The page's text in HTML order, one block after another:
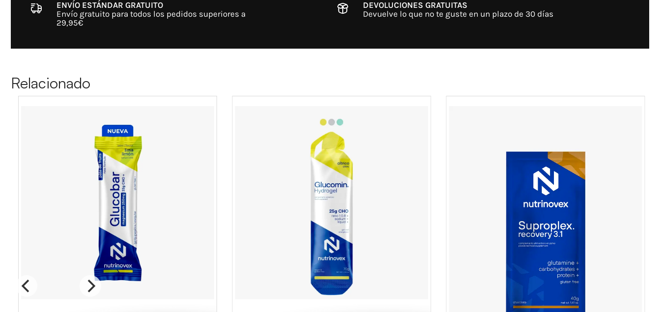
ENVÍO ESTÁNDAR GRATUITO
Envío gratuito para todos los pedidos superiores a
29,95€
DEVOLUCIONES GRATUITAS
Devuelve lo que no te guste en un plazo de 30 días
Relacionado